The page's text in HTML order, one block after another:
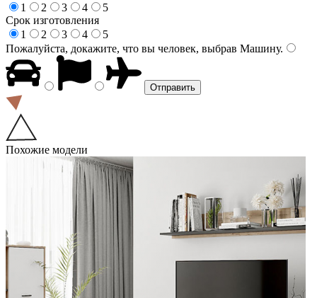
1
2 3 4
5
Срок изготовления
1
2 3 4
5
Пожалуйста, докажите, что вы человек, выбрав Машину.
Похожие модели